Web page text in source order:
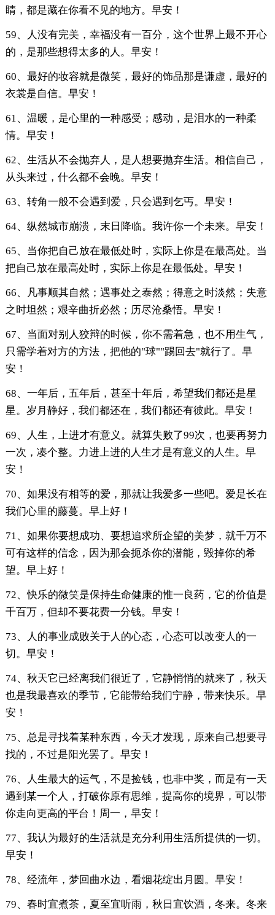
睛，都是藏在你看不见的地方。早安！
59、人没有完美，幸福没有一百分，这个世界上最不开心
的，是那些想得太多的人。早安！
60、最好的妆容就是微笑，最好的饰品那是谦虚，最好的
衣裳是自信。早安！
61、温暖，是心里的一种感受；感动，是泪水的一种柔
情。早安！
62、生活从不会抛弃人，是人想要抛弃生活。相信自己，
从头来过，什么都不会晚。早安！
63、转角一般不会遇到爱，只会遇到乞丐。早安！
64、纵然城市崩溃，末日降临。我许你一个未来。早安！
65、当你把自己放在最低处时，实际上你是在最高处。当
把自己放在最高处时，实际上你是在最低处。早安！
66、凡事顺其自然；遇事处之泰然；得意之时淡然；失意
之时坦然；艰辛曲折必然；历尽沧桑悟。早安！
67、当面对别人狡辩的时候，你不需着急，也不用生气，
只需学着对方的方法，把他的"球""踢回去"就行了。早
安！
68、一年后，五年后，甚至十年后，希望我们都还是星
星。岁月静好，我们都还在，我们都还有彼此。早安！
69、人生，上进才有意义。就算失败了99次，也要再努力
一次，凑个整。力进上进的人生才是有意义的人生。早
安！
70、如果没有相等的爱，那就让我爱多一些吧。爱是长在
我们心里的藤蔓。早上好！
71、如果你要想成功、要想追求所企望的美梦，就千万不
可有这样的信念，因为那会扼杀你的潜能，毁掉你的希
望。早上好！
72、快乐的微笑是保持生命健康的惟一良药，它的价值是
千百万，但却不要花费一分钱。早安！
73、人的事业成败关于人的心态，心态可以改变人的一
切。早安！
74、秋天它已经离我们很近了，它静悄悄的就来了，秋天
也是我最喜欢的季节，它能带给我们宁静，带来快乐。早
安！
75、总是寻找着某种东西，今天才发现，原来自己想要寻
找的，不过是阳光罢了。早安！
76、人生最大的运气，不是捡钱，也非中奖，而是有一天
遇到某一个人，打破你原有思维，提高你的境界，可以带
你走向更高的平台！周一，早安！
77、我认为最好的生活就是充分利用生活所提供的一切。
早安！
78、经流年，梦回曲水边，看烟花绽出月圆。早安！
79、春时宜煮茶，夏至宜听雨，秋日宜饮酒，冬来。冬来